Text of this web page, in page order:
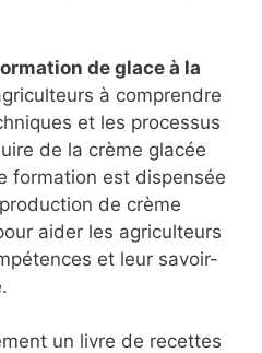
de glace à la
à comprendre
et les processus
de la crème glacée
formation est dispensée
de crème
aider les agriculteurs
et leur savoir-
un livre de recettes